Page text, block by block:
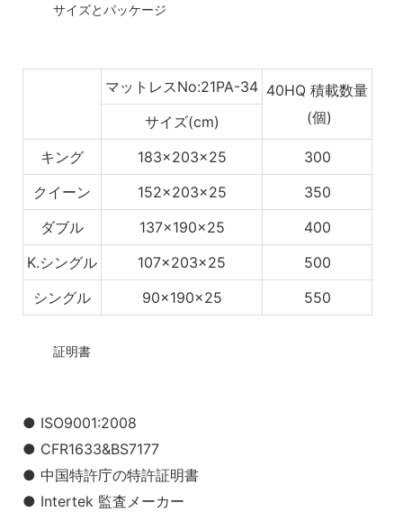
サイズとパッケージ
マットレスNo:21PA-34 40HQ 積載数量
(個)
サイズ(cm)
キング
183x203x25
300
クイーン
152x203x25
350
ダブル
137x190x25
400
K.シングル
107x203x25
500
シングル
90x190x25 550
証明書
● ISO9001:2008
● CFR1633&BS7177
● 中国特許庁の特許証明書
● Intertek 監査メーカー